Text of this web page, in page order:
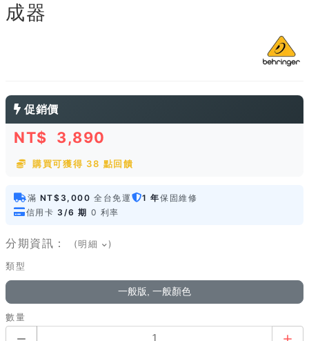
成器
促銷價
NT$ 3,890
購買可獲得 38 點回饋
滿 NT$3,000 全台免運 1 年保固維修
信用卡 3/6 期 0 利率
分期資訊： (明細 )
類型
一般版, 一般顏色
數量